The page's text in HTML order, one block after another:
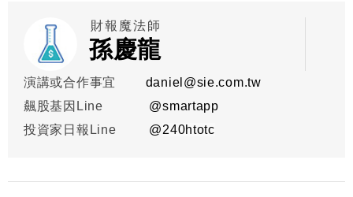
財報魔法師
孫慶龍
演講或合作事宜
daniel@sie.com.tw
飆股基因Line
@smartapp
投資家日報Line
@240htotc